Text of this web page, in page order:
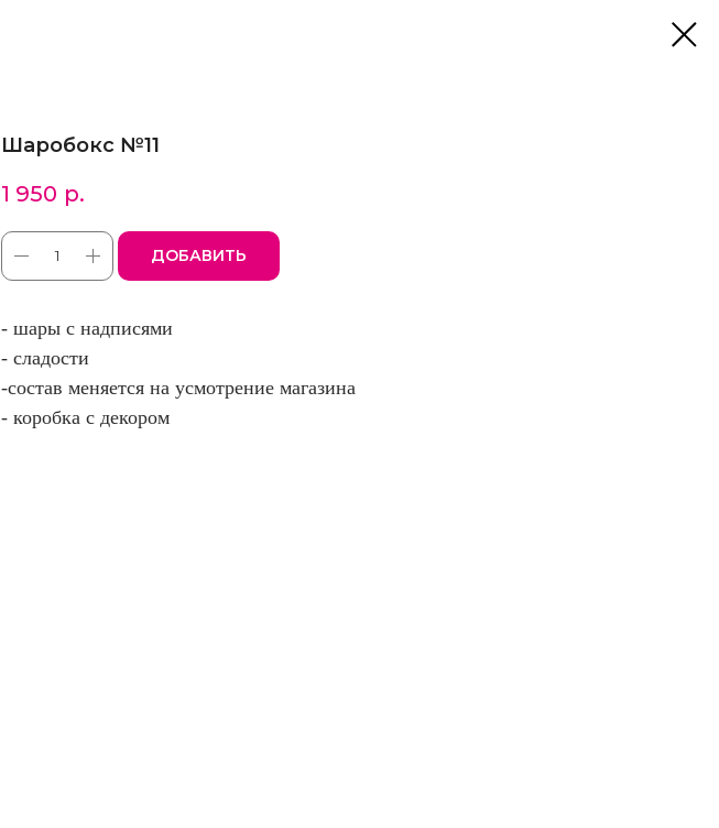
Шаробокс №11
1 950 р.
ДОБАВИТЬ
- шары с надписями
- сладости
-состав меняется на усмотрение магазина
- коробка с декором